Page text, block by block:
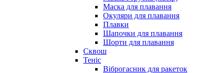
Маска для плавання
Окуляри для плавання
Плавки
Шапочки для плавання
Шорти для плавання
Сквош
Теніс
Віброгасник для ракеток